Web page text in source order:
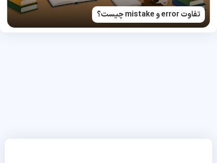
تفاوت error و mistake چیست؟